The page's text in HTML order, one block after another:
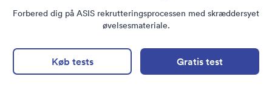
Forbered dig på ASIS rekrutteringsprocessen med skræddersyet
øvelsesmateriale.
Køb tests Gratis test